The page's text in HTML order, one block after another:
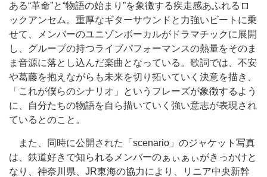
ある“革命”と“物語の始まり”を象徴する疾走感あふれるロ
ックアンセム。重厚なギターサウンドと力強いビートに乗
せて、メンバーのユニゾンボーカルがドラマチックに展開
し、グループの持つライブパフォーマンスの熱量をそのま
ま音源に落とし込んだ楽曲となっている。歌詞では、不安
や葛藤を抱えながらも未来を切り拓いていく決意を描き、
「これが僕らのシナリオ」というフレーズが象徴するよう
に、自分たちの物語を自ら描いていく強い意志が表現され
ているとのこと。
また、同時に公開された「scenario」のジャケット写真
は、鉄道好きで知られるメンバーのぁぃぁぃがきっかけと
なり、神奈川県、JR東海の協力により、リニア中央新幹